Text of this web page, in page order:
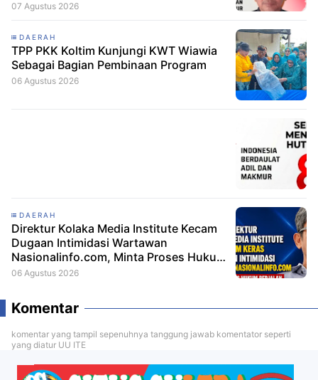
07 Agustus 2026
DAERAH
TPP PKK Koltim Kunjungi KWT Wiawia
Sebagai Bagian Pembinaan Program
06 Agustus 2026
DAERAH
Direktur Kolaka Media Institute Kecam
Dugaan Intimidasi Wartawan
Nasionalinfo.com, Minta Proses Hukum
Berjalan
06 Agustus 2026
Komentar
komentar yang tampil sepenuhnya tanggung jawab komentator seperti
yang diatur UU ITE